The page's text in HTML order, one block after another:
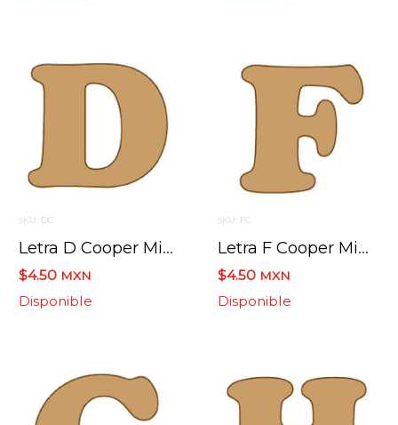
SKU: DC
Letra D Cooper Mini 4 X 6 Cms.
$4.50 MXN
Disponible
SKU: FC
Letra F Cooper Mini 4 X 6 Cms.
$4.50 MXN
Disponible